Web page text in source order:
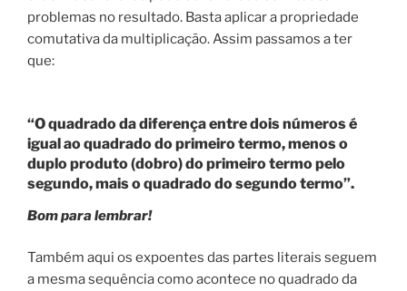
problemas no resultado. Basta aplicar a propriedade
comutativa da multiplicação. Assim passamos a ter
que:
“O quadrado da diferença entre dois números é
igual ao quadrado do primeiro termo, menos o
duplo produto (dobro) do primeiro termo pelo
segundo, mais o quadrado do segundo termo”.
Bom para lembrar!
Também aqui os expoentes das partes literais seguem
a mesma sequência como acontece no quadrado da